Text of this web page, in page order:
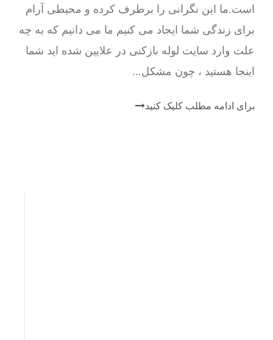
است.ما این نگرانی را برطرف کرده و محیطی آرام
برای زندگی شما ایجاد می کنیم ما می دانیم که به چه
علت وارد سایت لوله بازکنی در علایین شده اید شما
اینجا هستید ، چون مشکل...
برای ادامه مطلب کلیک کنید